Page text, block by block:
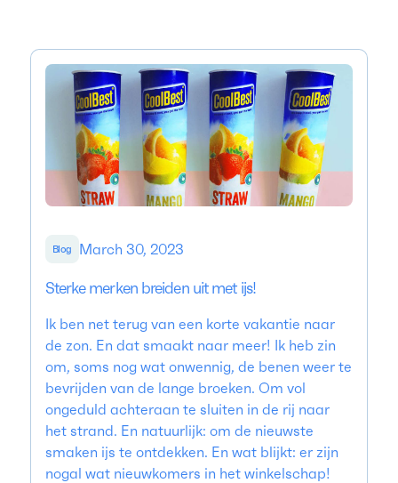
Blog March 30, 2023
Sterke merken breiden uit met ijs!
Ik ben net terug van een korte vakantie naar
de zon. En dat smaakt naar meer! Ik heb zin
om, soms nog wat onwennig, de benen weer te
bevrijden van de lange broeken. Om vol
ongeduld achteraan te sluiten in de rij naar
het strand. En natuurlijk: om de nieuwste
smaken ijs te ontdekken. En wat blijkt: er zijn
nogal wat nieuwkomers in het winkelschap!